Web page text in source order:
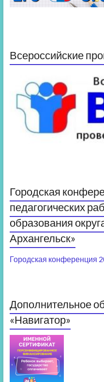
Всероссийские
Городская
педагогических
образования
Архангельск»
Городская конференция
Дополнительное
«Навигатор»